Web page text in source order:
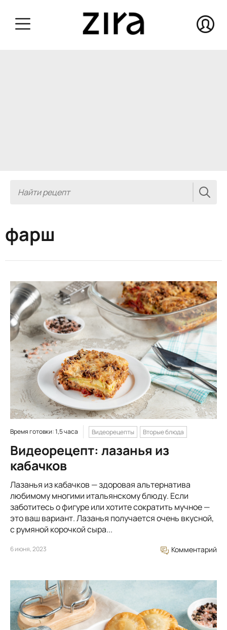
фарш
Время готовки: 1,5 часа Видеорецепты Вторые блюда
Видеорецепт: лазанья из
кабачков
Лазанья из кабачков — здоровая альтернатива
любимому многими итальянскому блюду. Если
заботитесь о фигуре или хотите сократить мучное —
это ваш вариант. Лазанья получается очень вкусной,
с румяной корочкой сыра...
6 июня, 2023 Комментарий